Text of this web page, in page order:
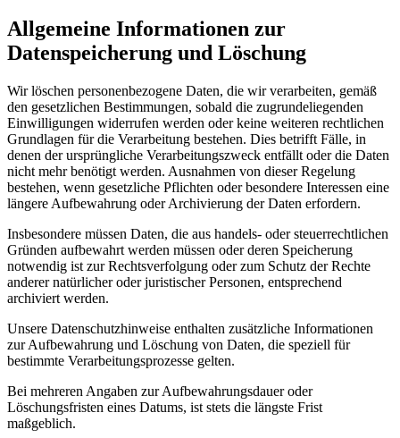
Allgemeine Informationen zur
Datenspeicherung und Löschung
Wir löschen personenbezogene Daten, die wir verarbeiten, gemäß
den gesetzlichen Bestimmungen, sobald die zugrundeliegenden
Einwilligungen widerrufen werden oder keine weiteren rechtlichen
Grundlagen für die Verarbeitung bestehen. Dies betrifft Fälle, in
denen der ursprüngliche Verarbeitungszweck entfällt oder die Daten
nicht mehr benötigt werden. Ausnahmen von dieser Regelung
bestehen, wenn gesetzliche Pflichten oder besondere Interessen eine
längere Aufbewahrung oder Archivierung der Daten erfordern.
Insbesondere müssen Daten, die aus handels- oder steuerrechtlichen
Gründen aufbewahrt werden müssen oder deren Speicherung
notwendig ist zur Rechtsverfolgung oder zum Schutz der Rechte
anderer natürlicher oder juristischer Personen, entsprechend
archiviert werden.
Unsere Datenschutzhinweise enthalten zusätzliche Informationen
zur Aufbewahrung und Löschung von Daten, die speziell für
bestimmte Verarbeitungsprozesse gelten.
Bei mehreren Angaben zur Aufbewahrungsdauer oder
Löschungsfristen eines Datums, ist stets die längste Frist
maßgeblich.